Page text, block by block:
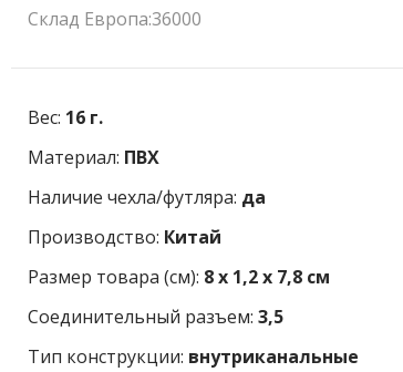
Склад Европа:36000
Вес: 16 г.
Материал: ПВХ
Наличие чехла/футляра: да
Производство: Китай
Размер товара (см): 8 х 1,2 х 7,8 см
Соединительный разъем: 3,5
Тип конструкции: внутриканальные